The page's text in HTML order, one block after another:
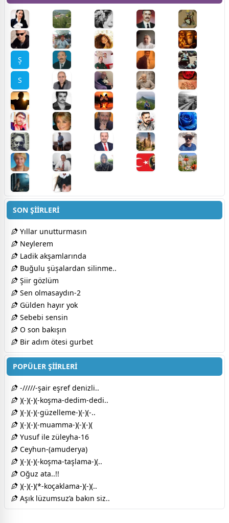
Ş
S
SON ŞİİRLERİ
Yıllar unutturmasın
Neylerem
Ladik akşamlarında
Buğulu şüşalardan silinme..
Şiir gözlüm
Sen olmasaydın-2
Gülden hayır yok
Sebebi sensin
O son bakışın
Bir adım ötesi gurbet
POPÜLER ŞİİRLERİ
-/////-şair eşref denizli..
)(-)(-)(-koşma-dedim-dedi..
)(-)(-)(-güzelleme-)(-)(-..
)(-)(-)(-muamma-)(-)(-)(
Yusuf ile züleyha-16
Ceyhun-(amuderya)
)(-)(-)(-koşma-taşlama-)(..
Oğuz ata..!!
)(-)(-)(*-koçaklama-)(-)(..
Aşık lüzumsuz’a bakın siz..